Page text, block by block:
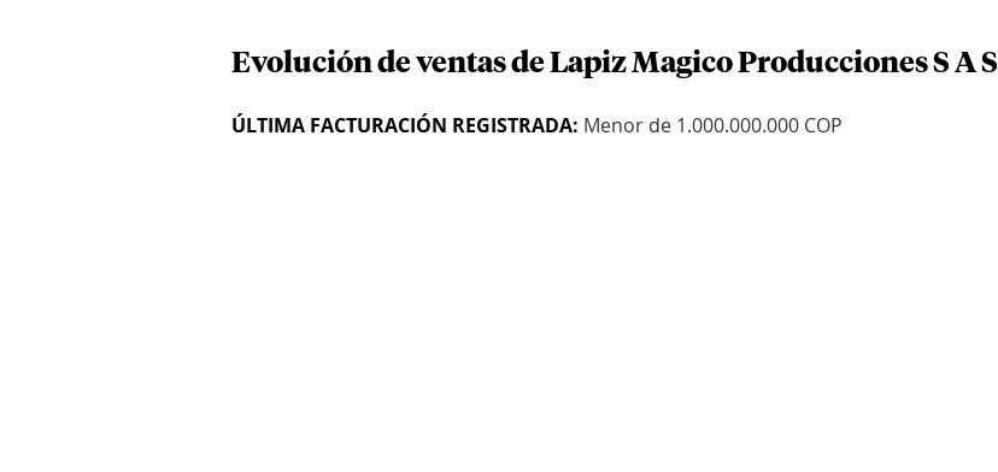
Evolución de ventas de Lapiz Magico Producciones S A S
ÚLTIMA FACTURACIÓN REGISTRADA: Menor de 1.000.000.000 COP